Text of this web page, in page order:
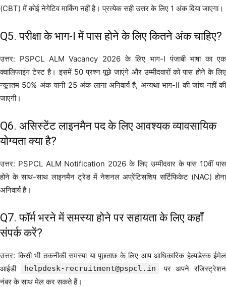
(CBT) में कोई नेगेटिव मार्किंग नहीं है। प्रत्येक सही उत्तर के लिए 1 अंक दिया जाएगा।
Q5. परीक्षा के भाग-I में पास होने के लिए कितने अंक चाहिए?
उत्तर: PSPCL ALM Vacancy 2026 के लिए भाग-I पंजाबी भाषा का एक
क्वालिफाइंग टेस्ट है। इसमें 50 प्रश्न पूछे जाएंगे और उम्मीदवारों को पास होने के लिए
न्यूनतम 50% अंक यानी 25 अंक लाना अनिवार्य है, अन्यथा भाग-II की जांच नहीं की
जाएगी।
Q6. असिस्टेंट लाइनमैन पद के लिए आवश्यक व्यावसायिक
योग्यता क्या है?
उत्तर: PSPCL ALM Notification 2026 के लिए उम्मीदवार के पास 10वीं पास
होने के साथ-साथ लाइनमैन ट्रेड में नेशनल अप्रेंटिसशिप सर्टिफिकेट (NAC) होना
अनिवार्य है।
Q7. फॉर्म भरने में समस्या होने पर सहायता के लिए कहाँ
संपर्क करें?
उत्तर: किसी भी तकनीकी समस्या या पूछताछ के लिए आप आधिकारिक हेल्पडेस्क ईमेल
आईडी
helpdesk-recruitment@pspcl.in
पर अपने रजिस्ट्रेशन
नंबर के साथ मेल कर सकते हैं।